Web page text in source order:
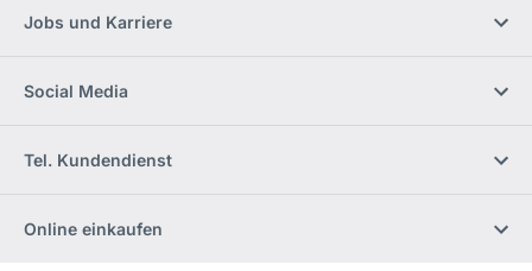
Jobs und Karriere
Social Media
Tel. Kundendienst
Online einkaufen